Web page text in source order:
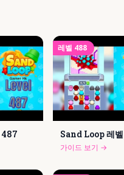
487
레벨 488
Sand Loop 레벨
가이드 보기 →